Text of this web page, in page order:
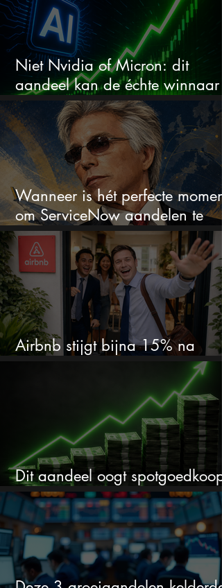
Niet Nvidia of Micron: dit
aandeel kan de échte winnaar
van de AI-race worden
Wanneer is hét perfecte moment
om ServiceNow aandelen te
kopen?
Airbnb stijgt bijna 15% na
cijfers: vooral dit AI-cijfer valt op
Dit aandeel oogt spotgoedkoop
voor hoeveel het kan stijgen